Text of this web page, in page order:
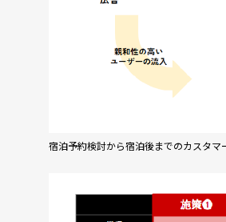
宿泊予約検討から宿泊後までのカスタマ